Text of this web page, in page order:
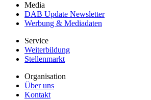
Media
DAB Update Newsletter
Werbung & Mediadaten
Service
Weiterbildung
Stellenmarkt
Organisation
Über uns
Kontakt